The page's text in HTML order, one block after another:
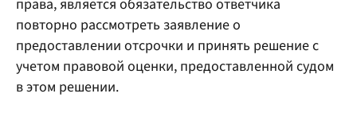
права, является обязательство ответчика
повторно рассмотреть заявление о
предоставлении отсрочки и принять решение с
учетом правовой оценки, предоставленной судом
в этом решении.